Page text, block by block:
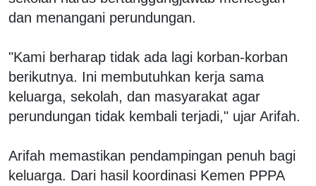
dan menangani perundungan.
"Kami berharap tidak ada lagi korban-korban
berikutnya. Ini membutuhkan kerja sama
keluarga, sekolah, dan masyarakat agar
perundungan tidak kembali terjadi," ujar Arifah.
Arifah memastikan pendampingan penuh bagi
keluarga. Dari hasil koordinasi Kemen PPPA